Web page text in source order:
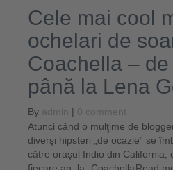
Cele mai cool
ochelari de
Coachella –
până la Lena
By admin | 0 comment
Atunci când o mulţime de
diverşi hipsteri „de ocazie” se
către oraşul Indio din California,
fiecare an, la „CoachellaRead